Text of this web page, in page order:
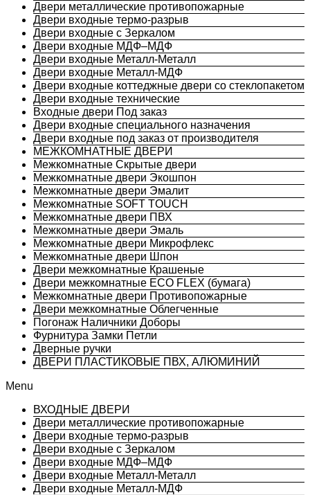
Двери металлические противопожарные
Двери входные термо-разрыв
Двери входные с Зеркалом
Двери входные МДФ–МДФ
Двери входные Металл-Металл
Двери входные Металл-МДФ
Двери входные коттеджные двери со стеклопакетом
Двери входные технические
Входные двери Под заказ
Двери входные специального назначения
Двери входные под заказ от производителя
МЕЖКОМНАТНЫЕ ДВЕРИ
Межкомнатные Скрытые двери
Межкомнатные двери Экошпон
Межкомнатные двери Эмалит
Межкомнатные SOFT TOUCH
Межкомнатные двери ПВХ
Межкомнатные двери Эмаль
Межкомнатные двери Микрофлекс
Межкомнатные двери Шпон
Двери межкомнатные Крашеные
Двери межкомнатные ECO FLEX (бумага)
Межкомнатные двери Противопожарные
Двери межкомнатные Облегченные
Погонаж Наличники Доборы
Фурнитура Замки Петли
Дверные ручки
ДВЕРИ ПЛАСТИКОВЫЕ ПВХ, АЛЮМИНИЙ
Menu
ВХОДНЫЕ ДВЕРИ
Двери металлические противопожарные
Двери входные термо-разрыв
Двери входные с Зеркалом
Двери входные МДФ–МДФ
Двери входные Металл-Металл
Двери входные Металл-МДФ